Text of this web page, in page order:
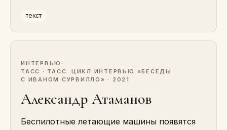
текст
ИНТЕРВЬЮ ·
ТАСС · ТАСС. ЦИКЛ ИНТЕРВЬЮ «БЕСЕДЫ
С ИВАНОМ СУРВИЛЛО» · 2021
Александр Атаманов
Беспилотные летающие машины появятся